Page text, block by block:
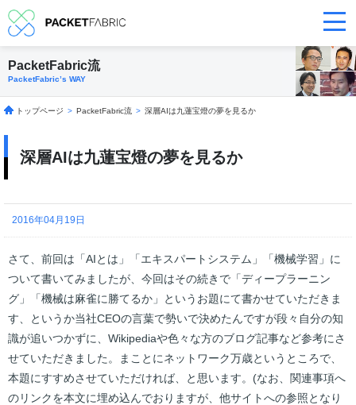
PacketFabric流
PacketFabric’s WAY
トップページ > PacketFabric流 > 深層AIは九蓮宝燈の夢を見るか
深層AIは九蓮宝燈の夢を見るか
2016年04月19日
さて、前回は「AIとは」「エキスパートシステム」「機械学習」に
ついて書いてみましたが、今回はその続きで「ディープラーニン
グ」「機械は麻雀に勝てるか」というお題にて書かせていただきま
す、というか当社CEOの言葉で勢いで決めたんですが段々自分の知
識が追いつかずに、Wikipediaや色々な方のブログ記事など参考にさ
せていただきました。まことにネットワーク万歳というところで、
本題にすすめさせていただければ、と思います。(なお、関連事項へ
のリンクを本文に埋め込んでおりますが、他サイトへの参照となり